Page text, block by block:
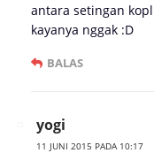
antara setingan
kayanya nggak :D
BALAS
yogi
11 JUNI 2015 PADA 10:17